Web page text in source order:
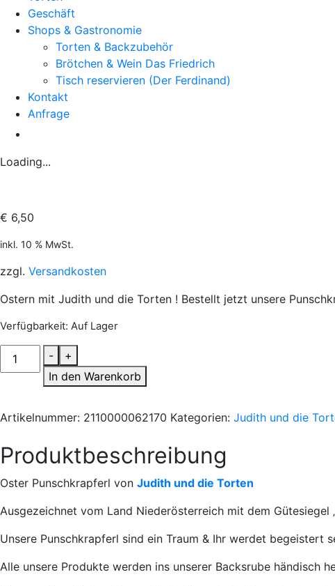
Geschäft
Shops & Gastronomie
Torten & Backzubehör
Brötchen & Wein Das Friedrich
Tisch reservieren (Der Ferdinand)
Kontakt
Anfrage
Loading...
€ 6,50
inkl. 10 % MwSt.
zzgl. Versandkosten
Ostern mit Judith und die Torten ! Bestellt jetzt unsere
Verfügbarkeit: Auf Lager
JW
Oster
Punschkrapferl
-
+
In den Warenkorb
Artikelnummer: 2110000062170 Kategorien: Judith und die
Produktbeschreibung
Oster Punschkrapferl von Judith und die Torten
Ausgezeichnet vom Land Niederösterreich mit dem Gütesiegel
Unsere Punschkrapferl sind ein Traum & Ihr werdet begeistert
Alle unsere Produkte werden ins unserer Backsrube händisch